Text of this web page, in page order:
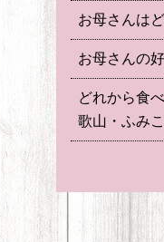
お母さんは
お母さんの
どれから食
歌山・ふみ